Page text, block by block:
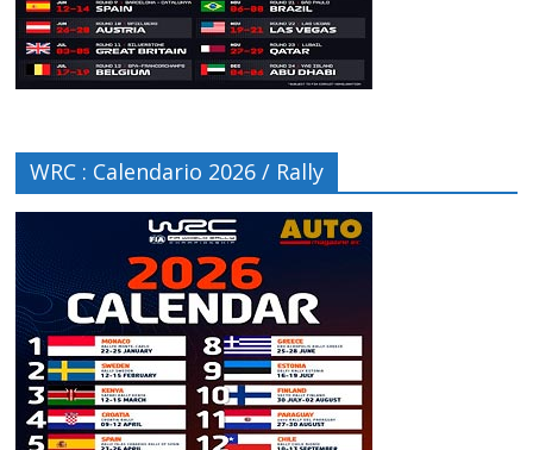
WRC : Calendario 2026 / Rally